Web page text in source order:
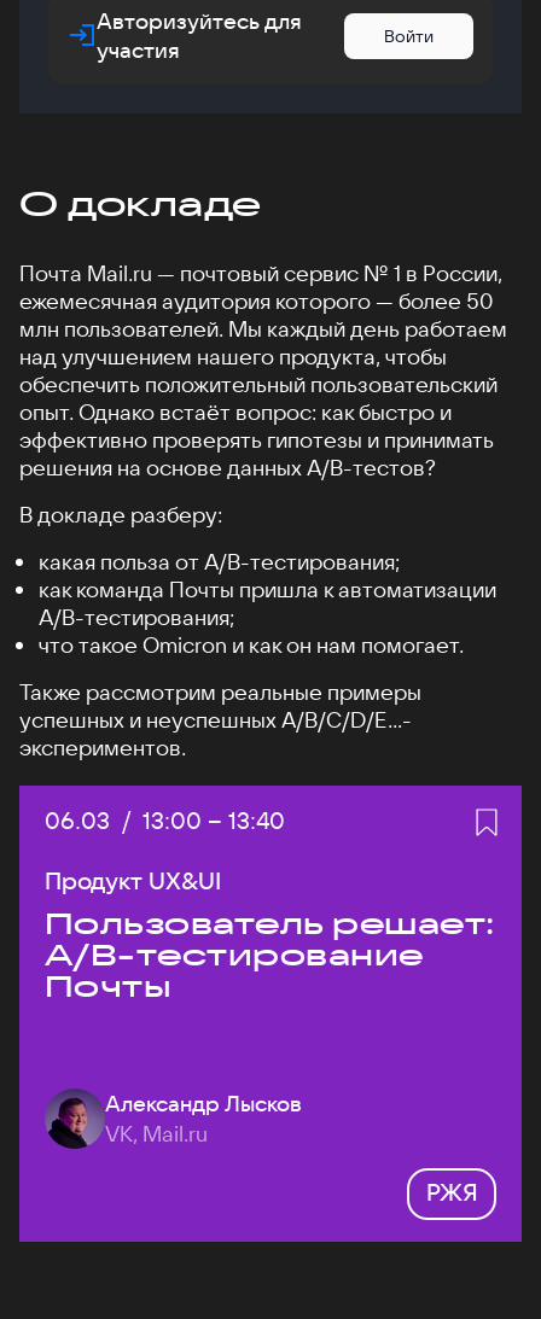
Авторизуйтесь для
участия
Войти
О докладе
Почта Mail.ru — почтовый сервис № 1 в России,
ежемесячная аудитория которого — более 50
млн пользователей. Мы каждый день работаем
над улучшением нашего продукта, чтобы
обеспечить положительный пользовательский
опыт. Однако встаёт вопрос: как быстро и
эффективно проверять гипотезы и принимать
решения на основе данных A/B-тестов?
В докладе разберу:
какая польза от А/B-тестирования;
как команда Почты пришла к автоматизации
A/B-тестирования;
что такое Omicron и как он нам помогает.
Также рассмотрим реальные примеры
успешных и неуспешных A/B/C/D/E...-
экспериментов.
Дата:
06.03 / Начало:
13:00 – Конец:
13:40
Продукт UX&UI
Пользователь решает:
A/B-тестирование
Почты
Александр Лысков
VK, Mail.ru
РЖЯ